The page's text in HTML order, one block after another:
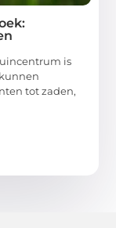
is
tot zaden,